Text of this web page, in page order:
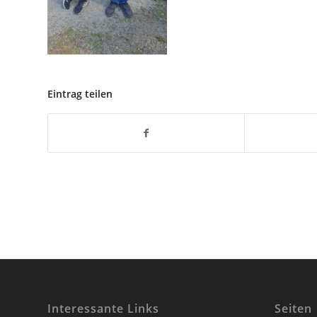
Eintrag teilen
Interessante Links Seiten